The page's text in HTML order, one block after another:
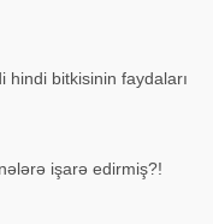
bitkisinin faydaları
işarə edirmiş?!